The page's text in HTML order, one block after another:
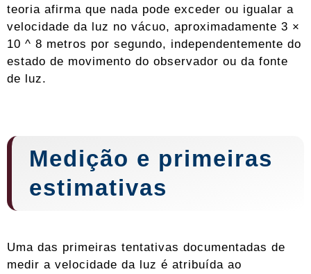
teoria afirma que nada pode exceder ou igualar a
velocidade da luz no vácuo, aproximadamente 3 ×
10 ^ 8 metros por segundo, independentemente do
estado de movimento do observador ou da fonte
de luz.
Medição e primeiras
estimativas
Uma das primeiras tentativas documentadas de
medir a velocidade da luz é atribuída ao